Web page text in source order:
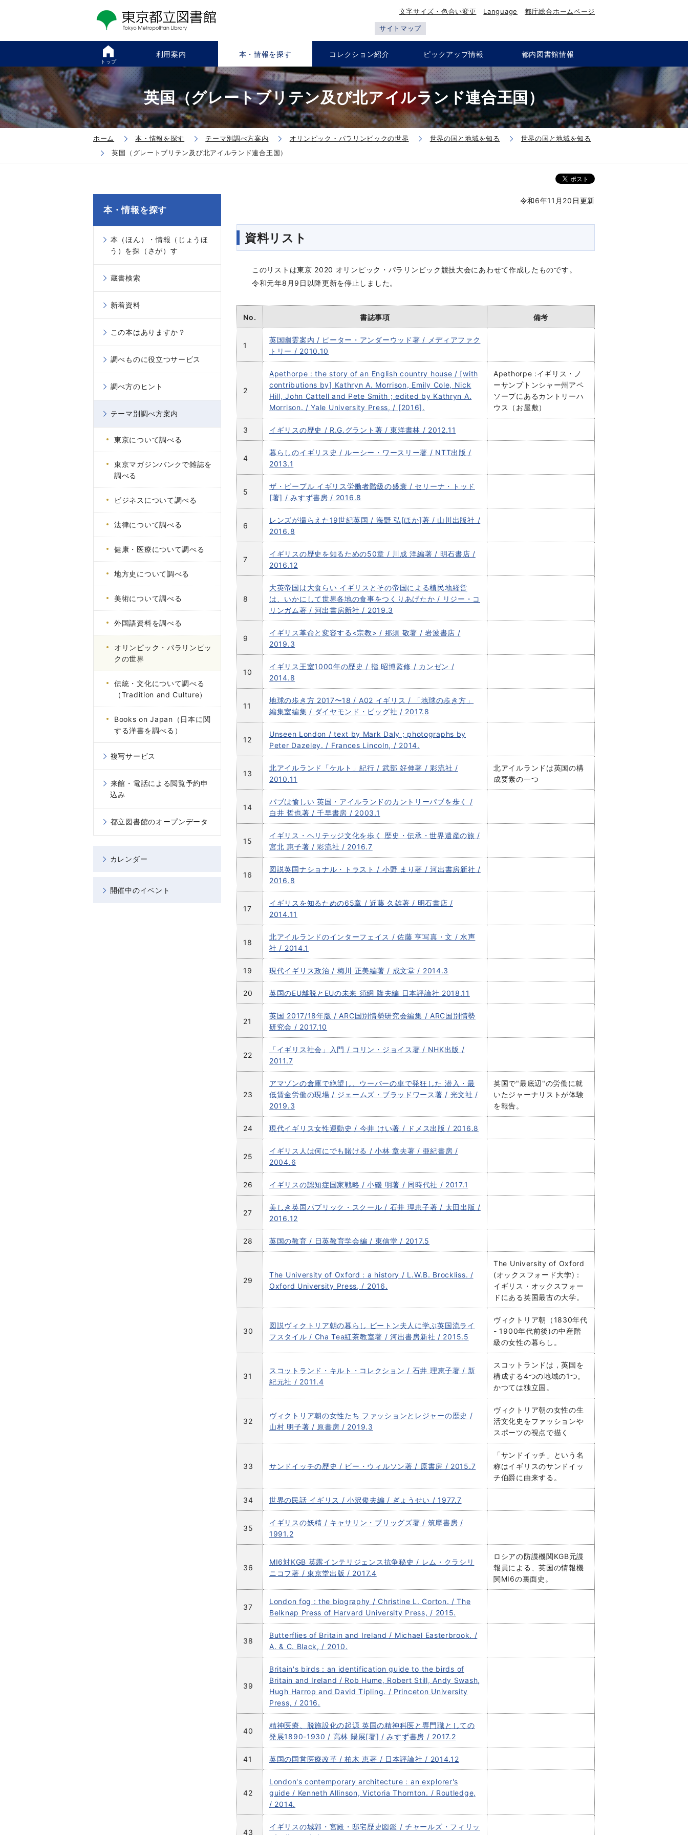
文字サイズ・色合い変更 Language 都庁総合ホームページ
サイトマップ
トップ
利用案内 本・情報を探す コレクション紹介 ピックアップ情報 都内図書館情報
英国（グレートブリテン及び北アイルランド連合王国）
ホーム 本・情報を探す テーマ別調べ方案内 オリンピック・パラリンピックの世界 世界の国と地域を知る
世界の国と地域を知る
英国（グレートブリテン及び北アイルランド連合王国）
令和6年11月20日更新
資料リスト
このリストは東京 2020 オリンピック・パラリンピック競技大会にあわせて作成したものです。
令和元年8月9日以降更新を停止しました。
No. 書誌事項 備考
1
英国幽霊案内 / ピーター・アンダーウッド著 / メディアファク
トリー / 2010.10
2
Apethorpe : the story of an English country house / [with
contributions by] Kathryn A. Morrison, Emily Cole, Nick
Hill, John Cattell and Pete Smith ; edited by Kathryn A.
Morrison. / Yale University Press, / [2016].
Apethorpe :イギリス・ノ
ーサンプトンシャー州アペ
ソープにあるカントリーハ
ウス（お屋敷）
3 イギリスの歴史 / R.G.グラント著 / 東洋書林 / 2012.11
4
暮らしのイギリス史 / ルーシー・ワースリー著 / NTT出版 /
2013.1
5
ザ・ピープル イギリス労働者階級の盛衰 / セリーナ・トッド
[著] / みすず書房 / 2016.8
6
レンズが撮らえた19世紀英国 / 海野 弘[ほか]著 / 山川出版社 /
2016.8
7
イギリスの歴史を知るための50章 / 川成 洋編著 / 明石書店 /
2016.12
8
大英帝国は大食らい イギリスとその帝国による植民地経営
は、いかにして世界各地の食事をつくりあげたか / リジー・コ
リンガム著 / 河出書房新社 / 2019.3
9
イギリス革命と変容する<宗教> / 那須 敬著 / 岩波書店 /
2019.3
10
イギリス王室1000年の歴史 / 指 昭博監修 / カンゼン /
2014.8
11
地球の歩き方 2017〜18 / A02 イギリス / 「地球の歩き方」
編集室編集 / ダイヤモンド・ビッグ社 / 2017.8
12
Unseen London / text by Mark Daly ; photographs by
Peter Dazeley. / Frances Lincoln, / 2014.
13
北アイルランド「ケルト」紀行 / 武部 好伸著 / 彩流社 /
2010.11
北アイルランドは英国の構
成要素の一つ
14
パブは愉しい 英国・アイルランドのカントリーパブを歩く /
白井 哲也著 / 千早書房 / 2003.1
15
イギリス・ヘリテッジ文化を歩く 歴史・伝承・世界遺産の旅 /
宮北 惠子著 / 彩流社 / 2016.7
16
図説英国ナショナル・トラスト / 小野 まり著 / 河出書房新社 /
2016.8
17
イギリスを知るための65章 / 近藤 久雄著 / 明石書店 /
2014.11
18
北アイルランドのインターフェイス / 佐藤 亨写真・文 / 水声
社 / 2014.1
19 現代イギリス政治 / 梅川 正美編著 / 成文堂 / 2014.3
20 英国のEU離脱とEUの未来 須網 隆夫編 日本評論社 2018.11
21
英国 2017/18年版 / ARC国別情勢研究会編集 / ARC国別情勢
研究会 / 2017.10
22
「イギリス社会」入門 / コリン・ジョイス著 / NHK出版 /
2011.7
23
アマゾンの倉庫で絶望し、ウーバーの車で発狂した 潜入・最
低賃金労働の現場 / ジェームズ・ブラッドワース著 / 光文社 /
2019.3
英国で"最底辺"の労働に就
いたジャーナリストが体験
を報告。
24 現代イギリス女性運動史 / 今井 けい著 / ドメス出版 / 2016.8
25
イギリス人は何にでも賭ける / 小林 章夫著 / 亜紀書房 /
2004.6
26 イギリスの認知症国家戦略 / 小磯 明著 / 同時代社 / 2017.1
27
美しき英国パブリック・スクール / 石井 理恵子著 / 太田出版 /
2016.12
28 英国の教育 / 日英教育学会編 / 東信堂 / 2017.5
29
The University of Oxford : a history / L.W.B. Brockliss. /
Oxford University Press, / 2016.
The University of Oxford
(オックスフォード大学)：
イギリス・オックスフォー
ドにある英国最古の大学。
30
図説ヴィクトリア朝の暮らし ビートン夫人に学ぶ英国流ライ
フスタイル / Cha Tea紅茶教室著 / 河出書房新社 / 2015.5
ヴィクトリア朝（1830年代
- 1900年代前後)の中産階
級の女性の暮らし。
31
スコットランド・キルト・コレクション / 石井 理恵子著 / 新
紀元社 / 2011.4
スコットランドは，英国を
構成する4つの地域の1つ。
かつては独立国。
32
ヴィクトリア朝の女性たち ファッションとレジャーの歴史 /
山村 明子著 / 原書房 / 2019.3
ヴィクトリア朝の女性の生
活文化史をファッションや
スポーツの視点で描く
33 サンドイッチの歴史 / ビー・ウィルソン著 / 原書房 / 2015.7
「サンドイッチ」という名
称はイギリスのサンドイッ
チ伯爵に由来する。
34 世界の民話 イギリス / 小沢俊夫編 / ぎょうせい / 1977.7
35
イギリスの妖精 / キャサリン・ブリッグズ著 / 筑摩書房 /
1991.2
36
MI6対KGB 英露インテリジェンス抗争秘史 / レム・クラシリ
ニコフ著 / 東京堂出版 / 2017.4
ロシアの防諜機関KGB元諜
報員による、英国の情報機
関MI6の裏面史。
37
London fog : the biography / Christine L. Corton. / The
Belknap Press of Harvard University Press, / 2015.
38
Butterflies of Britain and Ireland / Michael Easterbrook. /
A. & C. Black, / 2010.
39
Britain's birds : an identification guide to the birds of
Britain and Ireland / Rob Hume, Robert Still, Andy Swash,
Hugh Harrop and David Tipling. / Princeton University
Press, / 2016.
40
精神医療、脱施設化の起源 英国の精神科医と専門職としての
発展1890-1930 / 高林 陽展[著] / みすず書房 / 2017.2
41 英国の国営医療改革 / 柏木 恵著 / 日本評論社 / 2014.12
42
London's contemporary architecture : an explorer's
guide / Kenneth Allinson, Victoria Thornton. / Routledge,
/ 2014.
43
イギリスの城郭・宮殿・邸宅歴史図鑑 / チャールズ・フィリッ
本・情報を探す
本（ほん）・情報（じょうほ
う）を探（さが）す
蔵書検索
新着資料
この本はありますか？
調べものに役立つサービス
調べ方のヒント
テーマ別調べ方案内
東京について調べる
東京マガジンバンクで雑誌を
調べる
ビジネスについて調べる
法律について調べる
健康・医療について調べる
地方史について調べる
美術について調べる
外国語資料を調べる
オリンピック・パラリンピッ
クの世界
伝統・文化について調べる
（Tradition and Culture）
Books on Japan（日本に関
する洋書を調べる）
複写サービス
来館・電話による閲覧予約申
込み
都立図書館のオープンデータ
カレンダー
開催中のイベント